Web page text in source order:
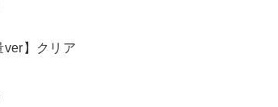
ver】クリア